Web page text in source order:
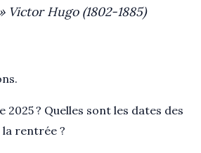
Hugo (1802-1885)
? Quelles sont les dates des
la rentrée ?